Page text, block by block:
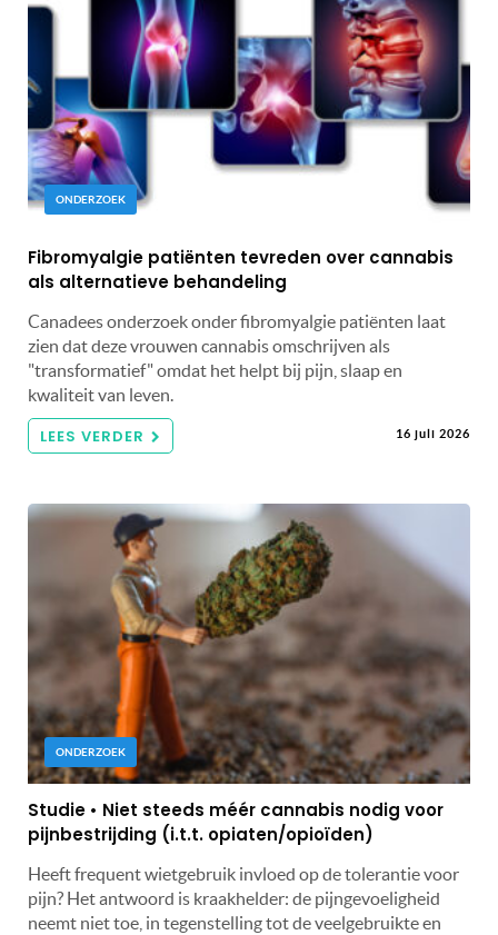
ONDERZOEK
Fibromyalgie patiënten tevreden over cannabis
als alternatieve behandeling
Canadees onderzoek onder fibromyalgie patiënten laat
zien dat deze vrouwen cannabis omschrijven als
"transformatief" omdat het helpt bij pijn, slaap en
kwaliteit van leven.
LEES VERDER 16 juli 2026
ONDERZOEK
Studie • Niet steeds méér cannabis nodig voor
pijnbestrijding (i.t.t. opiaten/opioïden)
Heeft frequent wietgebruik invloed op de tolerantie voor
pijn? Het antwoord is kraakhelder: de pijngevoeligheid
neemt niet toe, in tegenstelling tot de veelgebruikte en